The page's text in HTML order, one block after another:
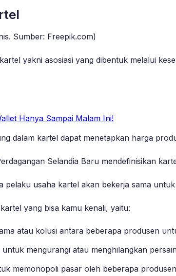
Sumber: Freepik.com)
yakni asosiasi yang dibentuk melalui
Hanya Sampai Malam Ini!
dalam kartel dapat menetapkan harga
Selandia Baru mendefinisikan
pelaku usaha kartel akan bekerja sama
yang bisa kamu kenali, yaitu:
atau kolusi antara beberapa produsen
mengurangi atau menghilangkan
memonopoli pasar oleh beberapa